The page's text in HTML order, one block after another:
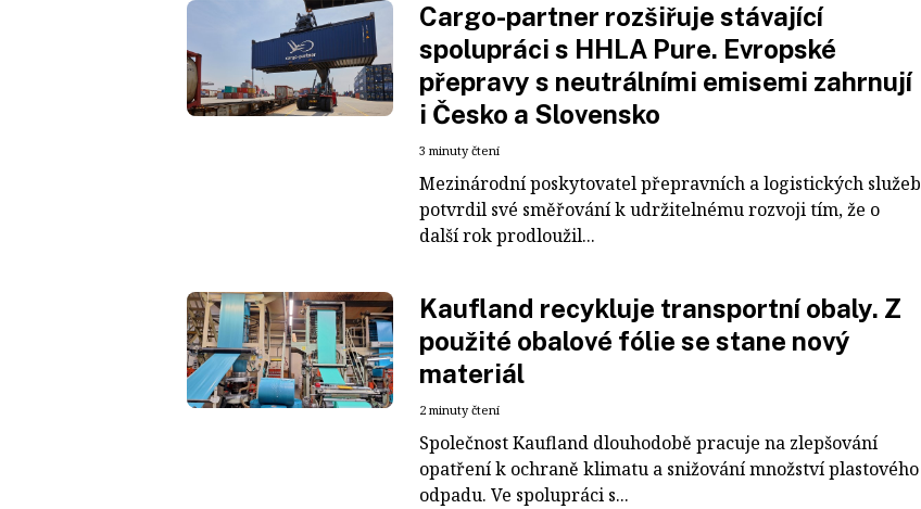
Cargo-partner rozšiřuje stávající
spolupráci s HHLA Pure. Evropské
přepravy s neutrálními emisemi zahrnují
i Česko a Slovensko
3 minuty čtení
Mezinárodní poskytovatel přepravních a logistických služeb
potvrdil své směřování k udržitelnému rozvoji tím, že o
další rok prodloužil...
Kaufland recykluje transportní obaly. Z
použité obalové fólie se stane nový
materiál
2 minuty čtení
Společnost Kaufland dlouhodobě pracuje na zlepšování
opatření k ochraně klimatu a snižování množství plastového
odpadu. Ve spolupráci s...